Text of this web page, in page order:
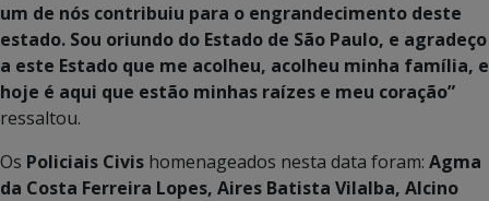
um de nós contribuiu para o engrandecimento deste
estado. Sou oriundo do Estado de São Paulo, e agradeço
a este Estado que me acolheu, acolheu minha família, e
hoje é aqui que estão minhas raízes e meu coração”
ressaltou.
Os Policiais Civis homenageados nesta data foram: Agma
da Costa Ferreira Lopes, Aires Batista Vilalba, Alcino